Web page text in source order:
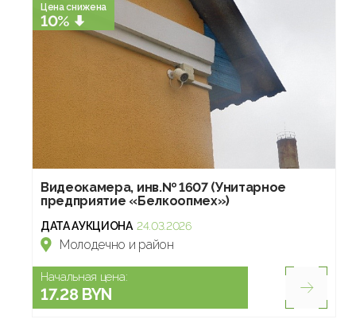
Цена снижена
10%
Видеокамера, инв.№ 1607 (Унитарное
предприятие «Белкоопмех»)
ДАТА АУКЦИОНА 24.03.2026
Молодечно и район
Начальная цена:
17.28 BYN